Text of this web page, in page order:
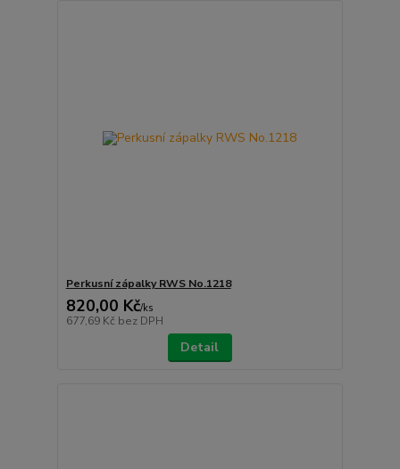
Perkusní zápalky RWS No.1218
820,00 Kč/ks
677,69 Kč bez DPH
Detail